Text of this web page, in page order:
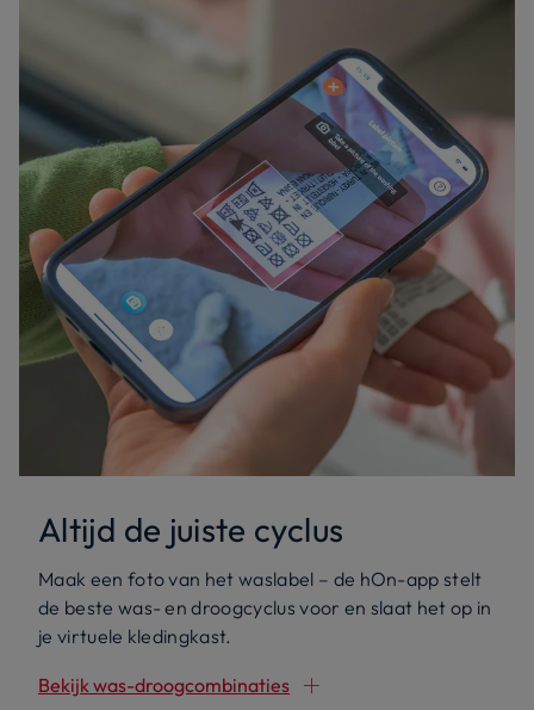
Altijd de juiste cyclus
Maak een foto van het waslabel – de hOn-app stelt
de beste was- en droogcyclus voor en slaat het op in
je virtuele kledingkast.
Bekijk was-droogcombinaties